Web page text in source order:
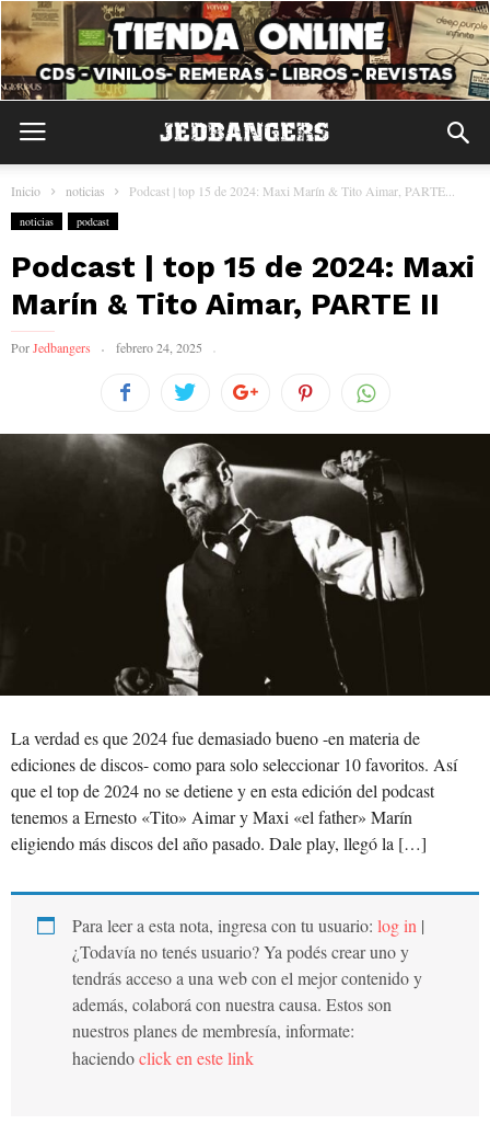
Inicio noticias Podcast | top 15 de 2024: Maxi Marín & Tito Aimar, PARTE...
noticias podcast
Podcast | top 15 de 2024: Maxi
Marín & Tito Aimar, PARTE II
PorJedbangers febrero 24, 2025
La verdad es que 2024 fue demasiado bueno -en materia de
ediciones de discos- como para solo seleccionar 10 favoritos. Así
que el top de 2024 no se detiene y en esta edición del podcast
tenemos a Ernesto «Tito» Aimar y Maxi «el father» Marín
eligiendo más discos del año pasado. Dale play, llegó la […]
Para leer a esta nota, ingresa con tu usuario: log in |
¿Todavía no tenés usuario? Ya podés crear uno y
tendrás acceso a una web con el mejor contenido y
además, colaborá con nuestra causa. Estos son
nuestros planes de membresía, informate:
haciendoclick en este link